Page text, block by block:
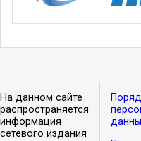
На данном сайте
распространяется
информация
сетевого издания